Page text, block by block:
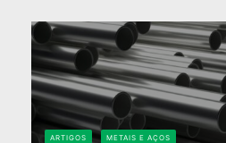
ARTIGOS METAIS E AÇOS